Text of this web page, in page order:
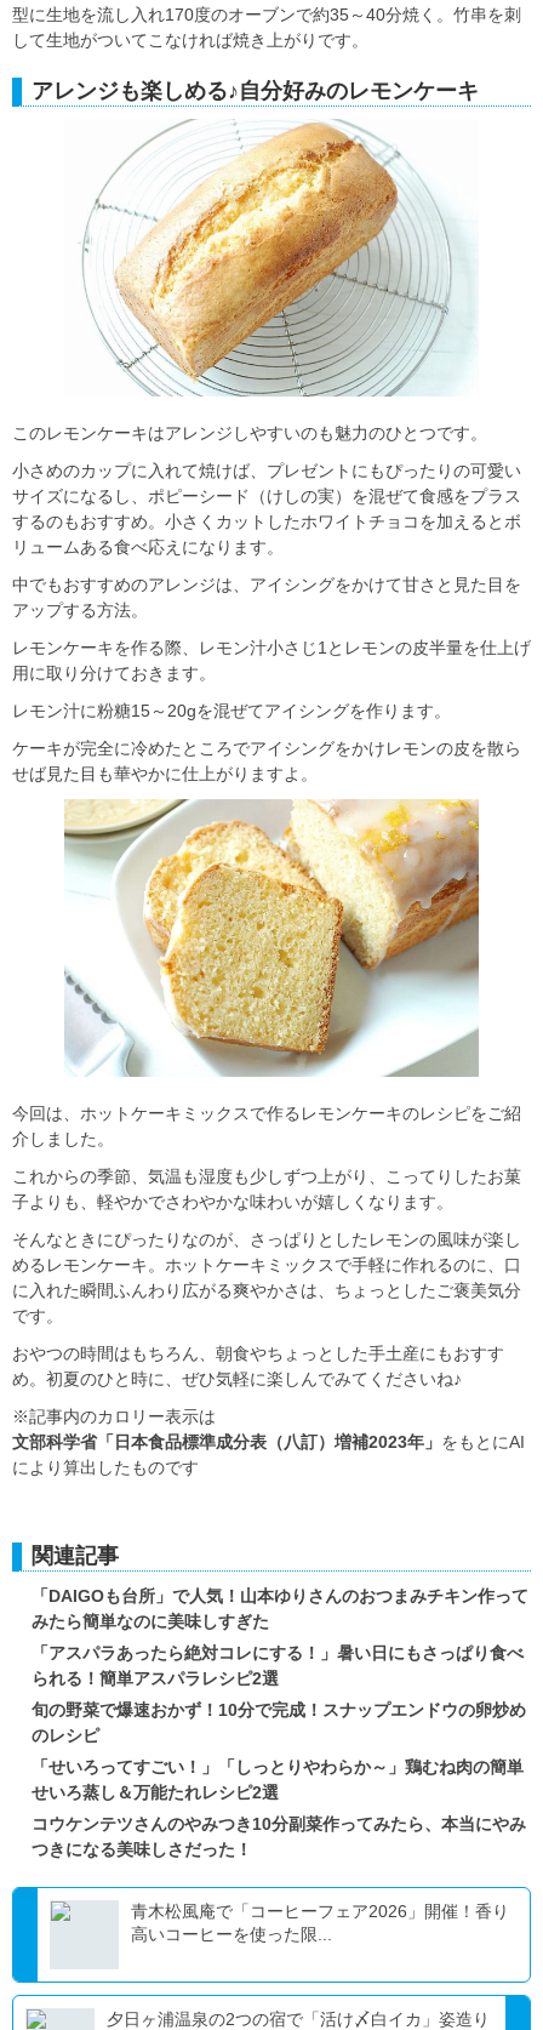
型に生地を流し入れ170度のオーブンで約35～40分焼く。竹串を刺
して生地がついてこなければ焼き上がりです。
アレンジも楽しめる♪自分好みのレモンケーキ
このレモンケーキはアレンジしやすいのも魅力のひとつです。
小さめのカップに入れて焼けば、プレゼントにもぴったりの可愛い
サイズになるし、ポピーシード（けしの実）を混ぜて食感をプラス
するのもおすすめ。小さくカットしたホワイトチョコを加えるとボ
リュームある食べ応えになります。
中でもおすすめのアレンジは、アイシングをかけて甘さと見た目を
アップする方法。
レモンケーキを作る際、レモン汁小さじ1とレモンの皮半量を仕上げ
用に取り分けておきます。
レモン汁に粉糖15～20gを混ぜてアイシングを作ります。
ケーキが完全に冷めたところでアイシングをかけレモンの皮を散ら
せば見た目も華やかに仕上がりますよ。
今回は、ホットケーキミックスで作るレモンケーキのレシピをご紹
介しました。
これからの季節、気温も湿度も少しずつ上がり、こってりしたお菓
子よりも、軽やかでさわやかな味わいが嬉しくなります。
そんなときにぴったりなのが、さっぱりとしたレモンの風味が楽し
めるレモンケーキ。ホットケーキミックスで手軽に作れるのに、口
に入れた瞬間ふんわり広がる爽やかさは、ちょっとしたご褒美気分
です。
おやつの時間はもちろん、朝食やちょっとした手土産にもおすす
め。初夏のひと時に、ぜひ気軽に楽しんでみてくださいね♪
※記事内のカロリー表示は
文部科学省「日本食品標準成分表（八訂）増補2023年」 をもとにAI
により算出したものです
関連記事
「DAIGOも台所」で人気！山本ゆりさんのおつまみチキン作って
みたら簡単なのに美味しすぎた
「アスパラあったら絶対コレにする！」暑い日にもさっぱり食べ
られる！簡単アスパラレシピ2選
旬の野菜で爆速おかず！10分で完成！スナップエンドウの卵炒め
のレシピ
「せいろってすごい！」「しっとりやわらか～」鶏むね肉の簡単
せいろ蒸し＆万能たれレシピ2選
コウケンテツさんのやみつき10分副菜作ってみたら、本当にやみ
つきになる美味しさだった！
青木松風庵で「コーヒーフェア2026」開催！香り
高いコーヒーを使った限...
夕日ヶ浦温泉の2つの宿で「活け〆白イカ」姿造り